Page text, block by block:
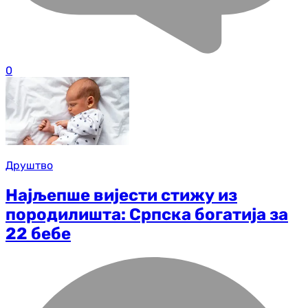
0
Друштво
Најљепше вијести стижу из
породилишта: Српска богатија за
22 бебе